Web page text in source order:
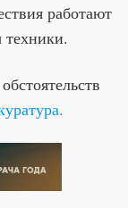
работают